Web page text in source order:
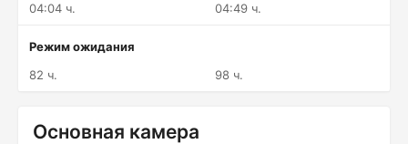
04:04 ч.
04:49 ч.
Режим ожидания
82 ч.
98 ч.
Основная камера